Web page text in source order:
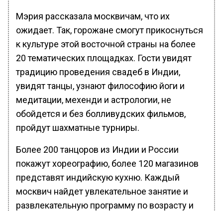
Мэрия рассказала москвичам, что их
ожидает. Так, горожане смогут прикоснуться
к культуре этой восточной страны на более
20 тематических площадках. Гости увидят
традицию проведения свадеб в Индии,
увидят танцы, узнают философию йоги и
медитации, мехенди и астрологии, не
обойдется и без болливудских фильмов,
пройдут шахматные турниры.
Более 200 танцоров из Индии и России
покажут хореографию, более 120 магазинов
представят индийскую кухню. Каждый
москвич найдет увлекательное занятие и
развлекательную программу по возрасту и